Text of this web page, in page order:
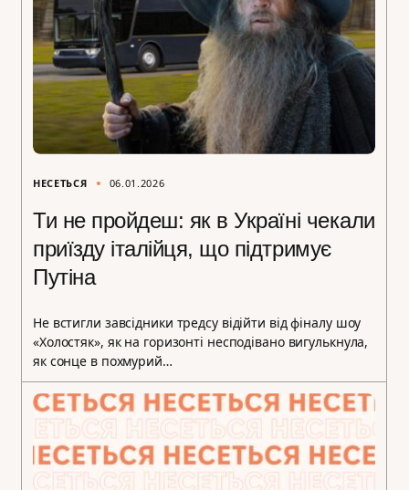
НЕСЕТЬСЯ 06.01.2026
Ти не пройдеш: як в Україні чекали
приїзду італійця, що підтримує
Путіна
Не встигли завсідники тредсу відійти від фіналу шоу
«Холостяк», як на горизонті несподівано вигулькнула,
як сонце в похмурий…